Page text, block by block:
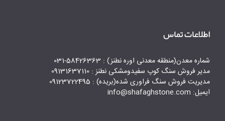
اطلاعات تماس
شماره معدن(منطقه معدنی اوره نطنز) : 58426363-031
مدیر فروش سنگ کوپ سفیدومشکی نطنز : 09131637110
مدیریت فروش سنگ فراوری شده(بریده) : 09123722495
ایمیل: info@shafaghstone.com